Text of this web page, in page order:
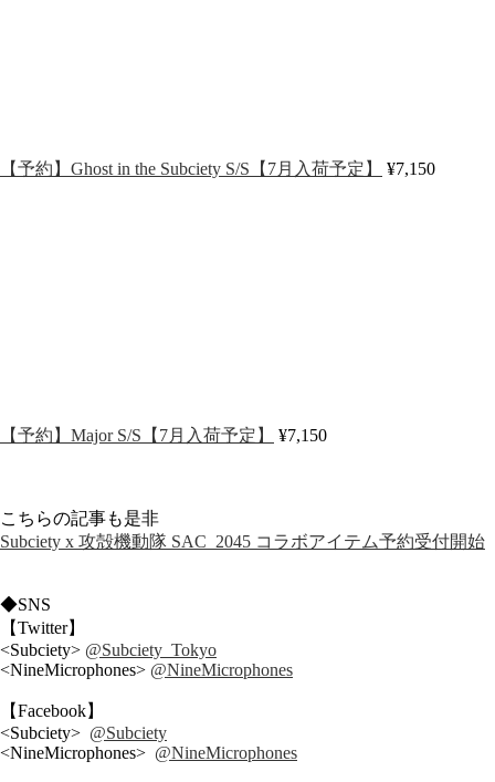
【予約】Ghost in the Subciety S/S【7月入荷予定】 ¥7,150
【予約】Major S/S【7月入荷予定】 ¥7,150
こちらの記事も是非
Subciety x 攻殻機動隊 SAC_2045 コラボアイテム予約受付開始
◆SNS
【Twitter】
<Subciety> @Subciety_Tokyo
<NineMicrophones> @NineMicrophones
【Facebook】
<Subciety> @Subciety
<NineMicrophones> @NineMicrophones